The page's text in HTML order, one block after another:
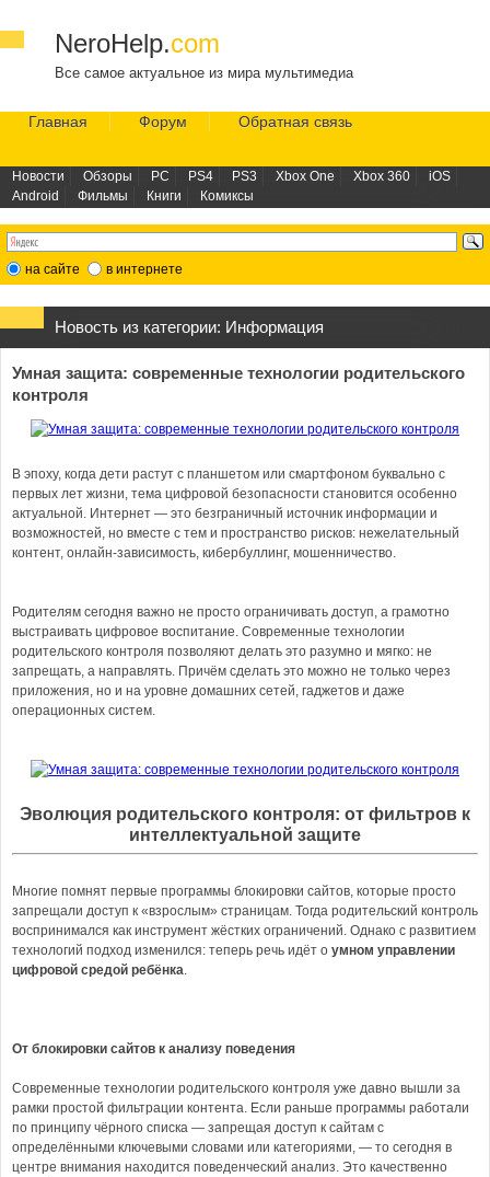
NeroHelp.com
Все самое актуальное из мира мультимедиа
Главная Форум Обратная связь
Новости Обзоры PC PS4 PS3 Xbox One Xbox 360
iOS
Android
Фильмы Книги Комиксы
на сайте в интернете
Новость из категории: Информация
Умная защита: современные технологии родительского
контроля
В эпоху, когда дети растут с планшетом или смартфоном буквально с
первых лет жизни, тема цифровой безопасности становится особенно
актуальной. Интернет — это безграничный источник информации и
возможностей, но вместе с тем и пространство рисков: нежелательный
контент, онлайн-зависимость, кибербуллинг, мошенничество.
Родителям сегодня важно не просто ограничивать доступ, а грамотно
выстраивать цифровое воспитание. Современные технологии
родительского контроля позволяют делать это разумно и мягко: не
запрещать, а направлять. Причём сделать это можно не только через
приложения, но и на уровне домашних сетей, гаджетов и даже
операционных систем.
Эволюция родительского контроля: от фильтров к
интеллектуальной защите
Многие помнят первые программы блокировки сайтов, которые просто
запрещали доступ к «взрослым» страницам. Тогда родительский контроль
воспринимался как инструмент жёстких ограничений. Однако с развитием
технологий подход изменился: теперь речь идёт о умном управлении
цифровой средой ребёнка.
От блокировки сайтов к анализу поведения
Современные технологии родительского контроля уже давно вышли за
рамки простой фильтрации контента. Если раньше программы работали
по принципу чёрного списка — запрещая доступ к сайтам с
определёнными ключевыми словами или категориями, — то сегодня в
центре внимания находится поведенческий анализ. Это качественно